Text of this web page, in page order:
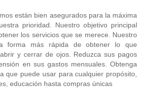
están bien asegurados para la máxima
prioridad. Nuestro objetivo principal
los servicios que se merece. Nuestro
forma más rápida de obtener lo que
y cerrar de ojos. Reduzca sus pagos
en sus gastos mensuales. Obtenga
que puede usar para cualquier propósito,
educación hasta compras únicas